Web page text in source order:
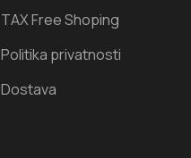
TAX Free Shoping
Politika privatnosti
Dostava